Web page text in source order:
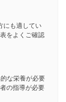
にも適してい
をよくご確認
な栄養が必要
の指導が必要